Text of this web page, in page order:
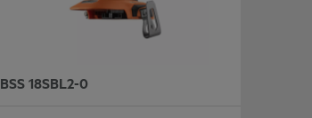
BSS 18SBL2-0